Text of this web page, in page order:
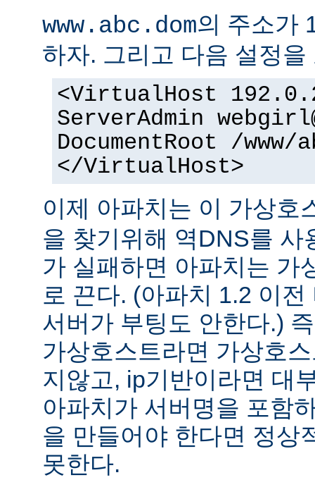
www.abc.dom의 주소가
하자. 그리고 다음 설정을
<VirtualHost
ServerAdmin
DocumentRoot /www/
</VirtualHost>
이제 아파치는 이 가상호
을 찾기위해 역DNS를 사
가 실패하면 아파치는 가
로 끈다. (아파치 1.2 이
서버가 부팅도 안한다.)
가상호스트라면 가상호
지않고, ip기반이라면 대
아파치가 서버명을 포함
을 만들어야 한다면 정상
못한다.